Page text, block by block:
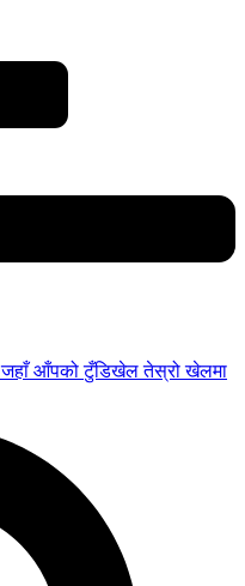
जहाँ आँपको टुँडिखेल तेस्रो खेलमा